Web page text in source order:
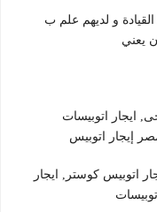
و لديهم علم ب
يعني
ايجار اتوبيسات
إيجار اتوبيس
اتوبيس كوستر, ايجار